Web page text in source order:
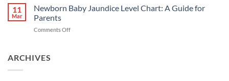
Menyusu
Kuning:
Punca
Cara
11
Mar
Newborn Baby Jaundice Level Chart: A Guide for
Parents
Comments Offon
ARCHIVES